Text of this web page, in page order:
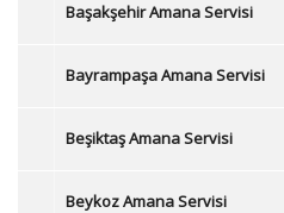
Başakşehir Amana Servisi
Bayrampaşa Amana Servisi
Beşiktaş Amana Servisi
Beykoz Amana Servisi